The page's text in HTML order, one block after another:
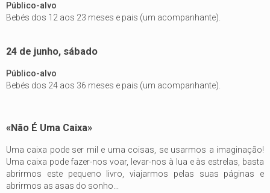
Público-alvo
Bebés dos 12 aos 23 meses e pais (um acompanhante).
24 de junho, sábado
Público-alvo
Bebés dos 24 aos 36 meses e pais (um acompanhante).
«Não É Uma Caixa»
Uma caixa pode ser mil e uma coisas, se usarmos a imaginação!
Uma caixa pode fazer-nos voar, levar-nos à lua e às estrelas, basta
abrirmos este pequeno livro, viajarmos pelas suas páginas e
abrirmos as asas do sonho...